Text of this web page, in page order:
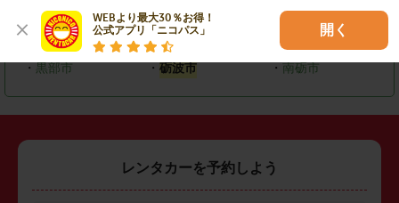
WEBより最大30％お得！
公式アプリ「ニコパス」
開く
・ 富山市 ・高岡市
・ 黒部市 ・ 砺波市 ・ 南砺市
レンタカーを予約しよう